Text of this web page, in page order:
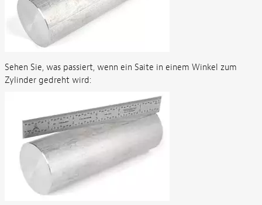
Sehen Sie, was passiert, wenn ein Saite in einem Winkel zum
Zylinder gedreht wird: